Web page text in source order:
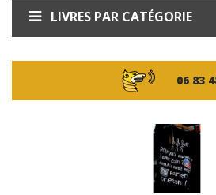
LIVRES PAR CATÉGORIE
06 83